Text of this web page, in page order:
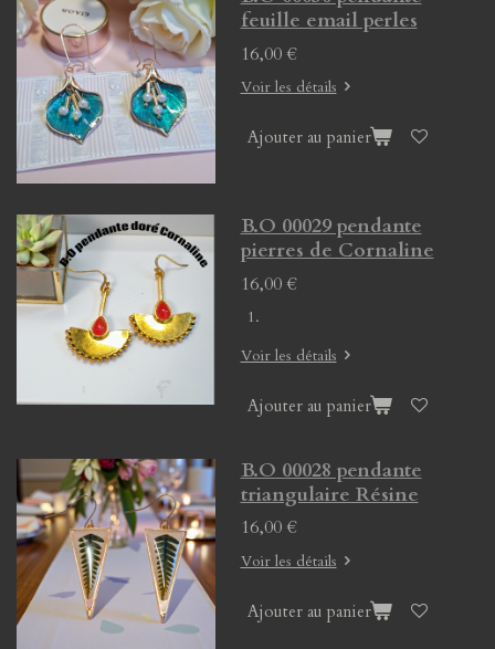
feuille email perles
16,00 €
Voir les détails
Ajouter au panier
B.O 00029 pendante
pierres de Cornaline
16,00 €
Voir les détails
Ajouter au panier
B.O 00028 pendante
triangulaire Résine
16,00 €
Voir les détails
Ajouter au panier